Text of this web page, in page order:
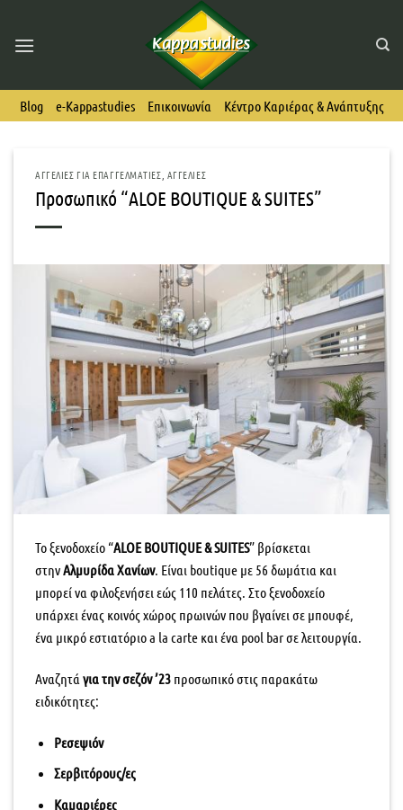
content
Blog e-Kappastudies Επικοινωνία Κέντρο Καριέρας & Ανάπτυξης
ΑΓΓΕΛΊΕΣ ΓΙΑ ΕΠΑΓΓΕΛΜΑΤΊΕΣ ΑΓΓΕΛΊΕΣ
Προσωπικό “ALOE BOUTIQUE & SUITES”
Το ξενοδοχείο “ALOE BOUTIQUE & SUITES” βρίσκεται
στηνΑλμυρίδα Χανίων. Είναι boutique με 56 δωμάτια και
μπορεί να φιλοξενήσει εώς 110 πελάτες. Στο ξενοδοχείο
υπάρχει ένας κοινός χώρος πρωινών που βγαίνει σε μπουφέ,
ένα μικρό εστιατόριο a la carte και ένα pool bar σε λειτουργία.
Αναζητά για την σεζόν ’23 προσωπικό στις παρακάτω
ειδικότητες:
Ρεσεψιόν
Σερβιτόρους/ες
Καμαριέρες